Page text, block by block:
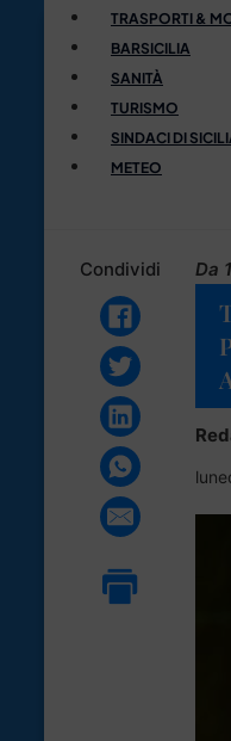
TRASPORTI &
BARSICILIA
SANITÀ
TURISMO
SINDACI DI
METEO
Condividi Da